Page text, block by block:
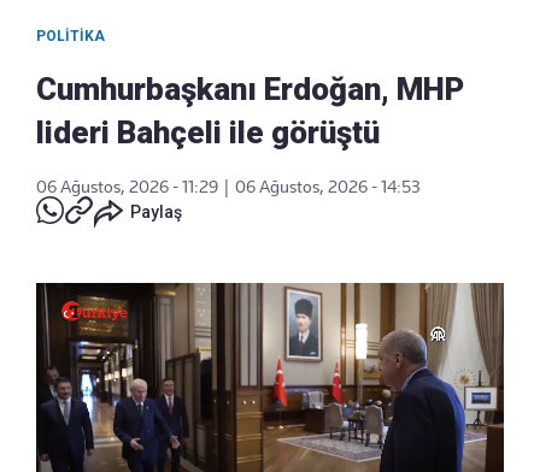
POLITIKA
Cumhurbaşkanı Erdoğan, MHP
lideri Bahçeli ile görüştü
06 Ağustos, 2026 - 11:29
06 Ağustos, 2026 - 14:53
Paylaş